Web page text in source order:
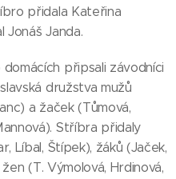
přidala Kateřina
Jonáš Janda.
připsali závodníci
družstva mužů
a žaček (Tůmová,
Stříbra přidaly
Líbal, Štípek), žáků (Jaček,
(T. Výmolová, Hrdinová,